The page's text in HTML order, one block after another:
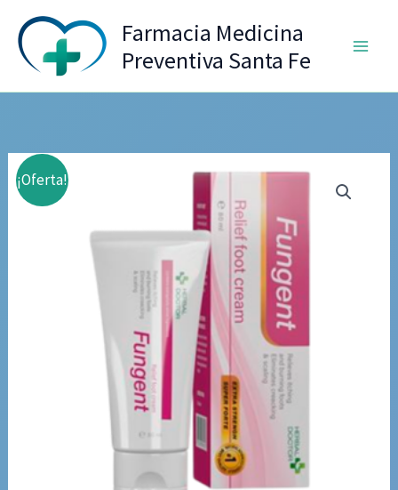
contenido
Farmacia Medicina
Preventiva Santa Fe
¡Oferta!